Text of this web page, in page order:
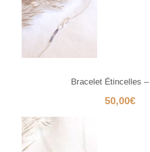
Bracelet Étincelles
50,00€